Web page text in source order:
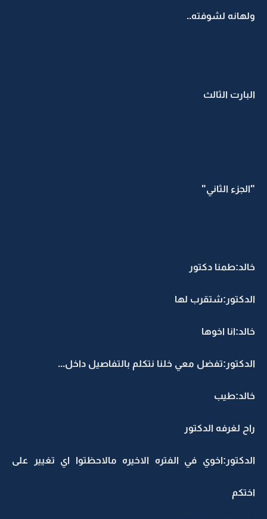
ولهانه لشوفته..
البارت الثالث
"الجزء الثاني"
خالد:طمنا دكتور
الدكتور:شتقرب لها
خالد:انا اخوها
الدكتور:تفضل معي خلنا نتكلم بالتفاصيل داخل...
خالد:طيب
راح لغرفه الدكتور
الدكتور:اخوي في الفتره الاخيره مالاحظتوا اي تغيير على
اختكم